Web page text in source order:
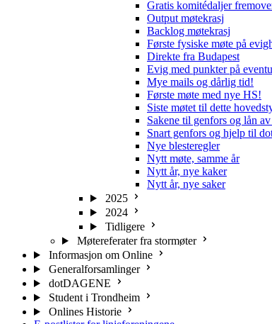
Gratis komitédaljer
Output møtekrasj
Backlog møtekrasj
Første fysiske møte på
Direkte fra Budapest
Evig med punkter på
Mye mails og dårlig tid!
Første møte med nye HS!
Siste møtet til dette
Sakene til genfors og lån
Snart genfors og hjelp til
Nye blesteregler
Nytt møte, samme år
Nytt år, nye kaker
Nytt år, nye saker
2025
2024
Tidligere
Møtereferater fra stormøter
Informasjon om Online
Generalforsamlinger
dotDAGENE
Student i Trondheim
Onlines Historie